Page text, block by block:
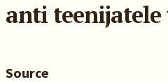
anti teenijatele
Source